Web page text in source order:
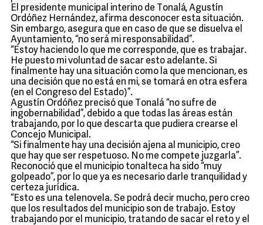
El presidente municipal interino de Tonalá, Agustín
Ordóñez Hernández, afirma desconocer esta situación.
Sin embargo, asegura que en caso de que se disuelva el
Ayuntamiento, “no será mi responsabilidad”.
“Estoy haciendo lo que me corresponde, que es trabajar.
He puesto mi voluntad de sacar esto adelante. Si
finalmente hay una situación como la que mencionan, es
una decisión que no está en mi, se tomará en otra esfera
(en el Congreso del Estado)”.
Agustín Ordóñez precisó que Tonalá “no sufre de
ingobernabilidad”, debido a que todas las áreas están
trabajando, por lo que descarta que pudiera crearse el
Concejo Municipal.
“Si finalmente hay una decisión ajena al municipio, creo
que hay que ser respetuoso. No me compete juzgarla”.
Reconoció que el municipio tonalteca ha sido “muy
golpeado”, por lo que ya es necesario darle tranquilidad y
certeza jurídica.
“Esto es una telenovela. Se podrá decir mucho, pero creo
que los resultados del municipio son de trabajo. Estoy
trabajando por el municipio, tratando de sacar el reto y el